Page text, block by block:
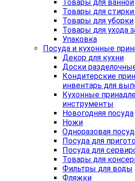
Товары для ванной
Товары для
Товары для уборки
Товары для ухода
Упаковка
Посуда и кухонные
Декор для кухни
Доски
Кондитерские
инвентарь для
Кухонные
инструменты
Новогодняя посуда
Ножи
Одноразовая
Посуда для
Посуда для
Товары для
Фильтры для воды
Фляжки